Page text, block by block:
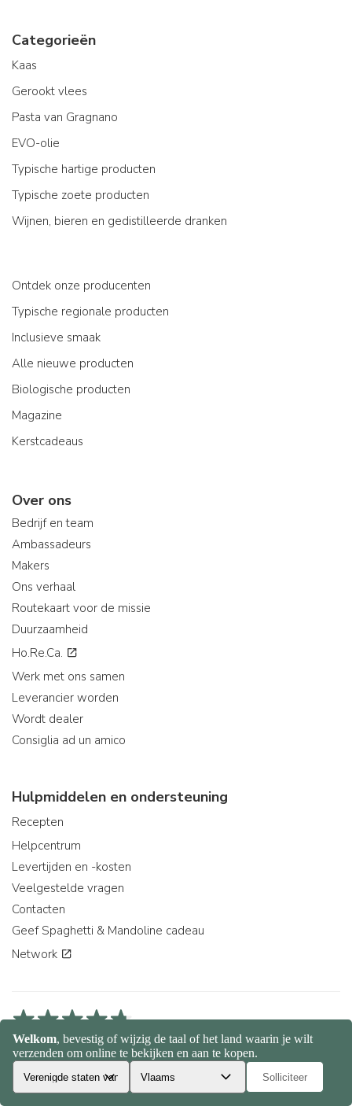
Categorieën
Kaas
Gerookt vlees
Pasta van Gragnano
EVO-olie
Typische hartige producten
Typische zoete producten
Wijnen, bieren en gedistilleerde dranken
Ontdek onze producenten
Typische regionale producten
Inclusieve smaak
Alle nieuwe producten
Biologische producten
Magazine
Kerstcadeaus
Over ons
Bedrijf en team
Ambassadeurs
Makers
Ons verhaal
Routekaart voor de missie
Duurzaamheid
Ho.Re.Ca.
Werk met ons samen
Leverancier worden
Wordt dealer
Consiglia ad un amico
Hulpmiddelen en ondersteuning
Recepten
Helpcentrum
Levertijden en -kosten
Veelgestelde vragen
Contacten
Geef Spaghetti & Mandoline cadeau
Network
4,7/5 op Trustpilot
4,9/5 op Trustcart
4,7/5 op Google